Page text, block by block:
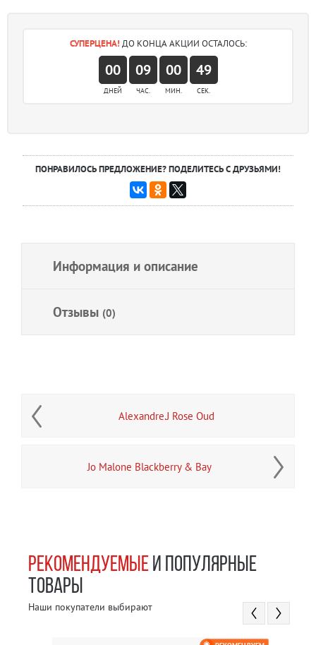
СУПЕРЦЕНА! ДО КОНЦА АКЦИИ ОСТАЛОСЬ:
00 09 00 49
ДНЕЙ ЧАС. МИН. СЕК.
ПОНРАВИЛОСЬ ПРЕДЛОЖЕНИЕ? ПОДЕЛИТЕСЬ С ДРУЗЬЯМИ!
Информация и описание
Отзывы (0)
Alexandre.J Rose Oud
Jo Malone Blackberry & Bay
РЕКОМЕНДУЕМЫЕИ ПОПУЛЯРНЫЕ
ТОВАРЫ
Наши покупатели выбирают